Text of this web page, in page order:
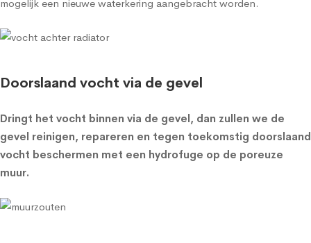
mogelijk een nieuwe waterkering aangebracht worden.
Doorslaand vocht via de gevel
Dringt het vocht binnen via de gevel, dan zullen we de
gevel reinigen, repareren en tegen toekomstig doorslaand
vocht beschermen met een hydrofuge op de poreuze
muur.